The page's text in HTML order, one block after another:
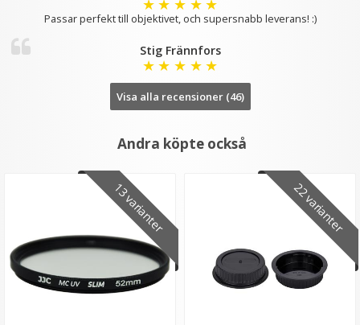
Passar perfekt till objektivet, och supersnabb leverans! :)
Stig Frännfors
★ ★ ★ ★ ★
Visa alla recensioner (46)
Andra köpte också
13 varianter 22 varianter